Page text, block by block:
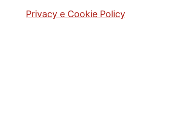
Privacy e Cookie Policy